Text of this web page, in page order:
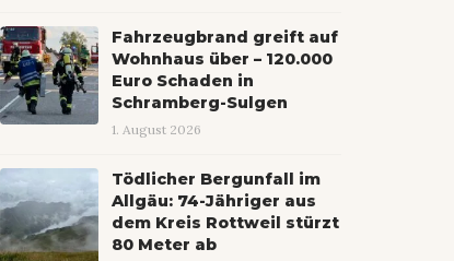
Fahrzeugbrand greift auf
Wohnhaus über – 120.000
Euro Schaden in
Schramberg-Sulgen
1. August 2026
Tödlicher Bergunfall im
Allgäu: 74-Jähriger aus
dem Kreis Rottweil stürzt
80 Meter ab